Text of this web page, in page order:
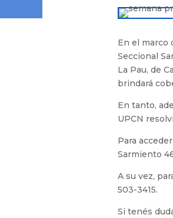
En el marco
Seccional
La Pau, de
brindará
En tanto,
UPCN
Para
Sarmiento
A su vez,
503-3415.
Si tenés